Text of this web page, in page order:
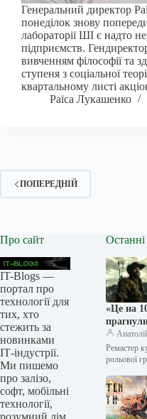
Генеральний директор
понеділок знову
лабораторії ШІ є надто
підприємств.
вивченням філософії та
ступеня з соціальної
квартальному листі
Раїса Лукашенко
ПОПЕРЕДНІЙ
Про сайт
IT-Blogs —
портал про
технології для
тих, хто
стежить за
новинками
ІТ-індустрії.
Ми пишемо
про залізо,
софт, мобільні
технології,
розумний дім
«Це на
чого
Ремастер
рольової
не лише…